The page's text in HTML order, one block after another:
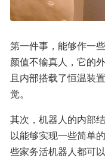
第一件事，能够作一
颜值不输真人，它的
且内部搭载了恒温装
觉。
其次，机器人的内部
以能够实现一些简单
些家务活机器人都可